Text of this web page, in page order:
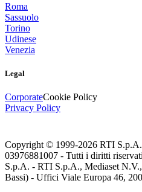
Roma
Sassuolo
Torino
Udinese
Venezia
Legal
CorporateCookie Policy
Privacy Policy
Copyright © 1999-2026 RTI
03976881007 - Tutti i diritti
S.p.A. - RTI S.p.A., Mediaset N.V.,
Bassi) - Uffici Viale Europa 46,